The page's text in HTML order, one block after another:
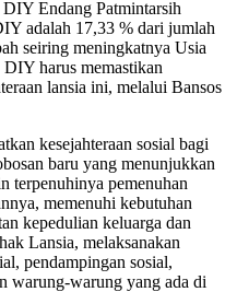
Endang Patmintarsih
adalah 17,33 % dari jumlah
seiring meningkatnya Usia
harus memastikan
lansia ini, melalui Bansos
kesejahteraan sosial bagi
baru yang menunjukkan
terpenuhinya pemenuhan
memenuhi kebutuhan
kepedulian keluarga dan
Lansia, melaksanakan
pendampingan sosial,
warung-warung yang ada di